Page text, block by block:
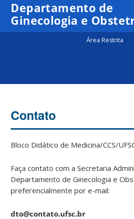
Departamento de
Ginecologia e
Área Restrita
Contato
Bloco Didático de Medicina/CCS/
Faça contato com a Secretaria
Departamento de Ginecologia e
preferencialmente por e-mail:
dto@contato.ufsc.br